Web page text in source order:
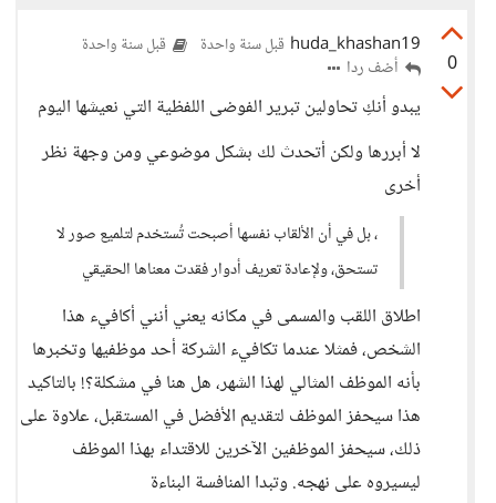
0
huda_khashan19 قبل سنة واحدة قبل سنة واحدة
أضف ردا
يبدو أنكِ تحاولين تبرير الفوضى اللفظية التي نعيشها اليوم
لا أبررها ولكن أتحدث لك بشكل موضوعي ومن وجهة نظر
أخرى
، بل في أن الألقاب نفسها أصبحت تُستخدم لتلميع صور لا
تستحق، ولإعادة تعريف أدوار فقدت معناها الحقيقي
اطلاق اللقب والمسمى في مكانه يعني أنني أكافيء هذا
الشخص، فمثلا عندما تكافيء الشركة أحد موظفيها وتخبرها
بأنه الموظف المثالي لهذا الشهر، هل هنا في مشكلة؟! بالتاكيد
هذا سيحفز الموظف لتقديم الأفضل في المستقبل، علاوة على
ذلك، سيحفز الموظفين الآخرين للاقتداء بهذا الموظف
ليسيروه على نهجه. وتبدا المنافسة البناءة